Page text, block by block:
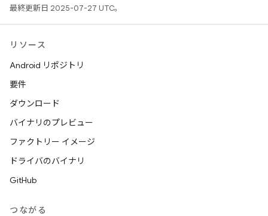
最終更新日 2025-07-27 UTC。
リソース
Android リポジトリ
要件
ダウンロード
バイナリのプレビュー
ファクトリー イメージ
ドライバのバイナリ
GitHub
つながる